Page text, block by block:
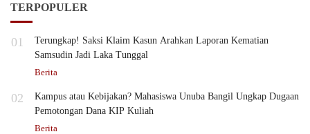
TERPOPULER
01
Terungkap! Saksi Klaim Kasun Arahkan Laporan Kematian
Samsudin Jadi Laka Tunggal
Berita
02
Kampus atau Kebijakan? Mahasiswa Unuba Bangil Ungkap Dugaan
Pemotongan Dana KIP Kuliah
Berita